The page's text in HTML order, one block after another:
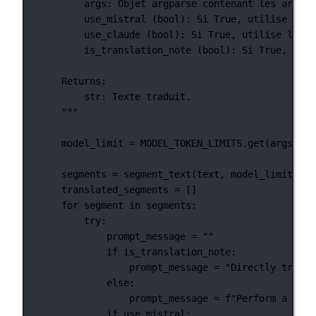
args: Objet argparse contenant les
use_mistral (bool): Si True, utilise
use_claude (bool): Si True, utilise
is_translation_note (bool): Si True, le
Returns:
str: Texte traduit.
"""
model_limit = MODEL_TOKEN_LIMITS
segments = segment_text(text, model_limit)
translated_segments = []
for segment in segments:
try:
prompt_message =
""
if is_translation_note:
prompt_message =
"Directly
else:
prompt_message = f"Perform a
if use_mistral: